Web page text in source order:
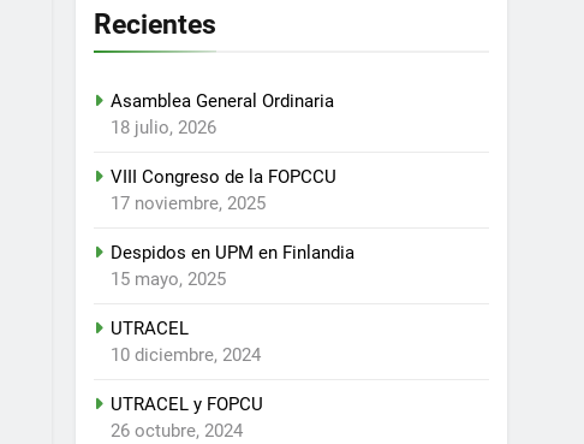
Recientes
Asamblea General Ordinaria
18 julio, 2026
VIII Congreso de la FOPCCU
17 noviembre, 2025
Despidos en UPM en Finlandia
15 mayo, 2025
UTRACEL
10 diciembre, 2024
UTRACEL y FOPCU
26 octubre, 2024